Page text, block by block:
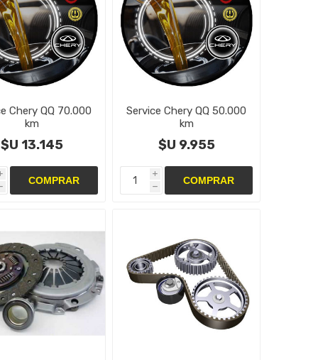
Chery QQ 70.000
km
$U 13.145
Service Chery QQ 50.000
km
$U 9.955
i
h